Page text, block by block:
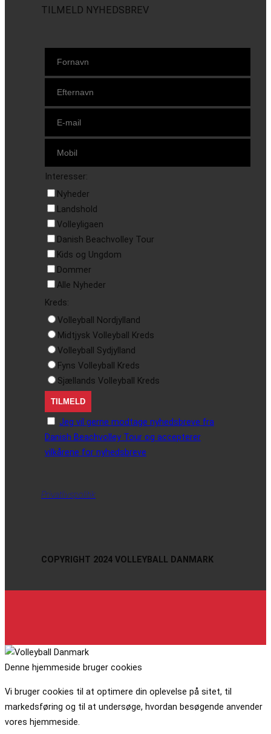
TILMELD NYHEDSBREV
Interesser:
Nyheder
Landshold
Volleyligaen
Danish Beachvolley Tour
Kids og Ungdom
Dommer
Alle Nyheder
Kreds:
Volleyball Nordjylland
Midtjysk Volleyball Kreds
Volleyball Sydjylland
Fyns Volleyball Kreds
Sjællands Volleyball Kreds
Jeg vil gerne modtage nyhedsbreve fra
Danish Beachvolley Tour og accepterer
vilkårene for nyhedsbreve
Privatlivspolitik
COPYRIGHT 2024 VOLLEYBALL DANMARK
Denne hjemmeside bruger cookies
Vi bruger cookies til at optimere din oplevelse på sitet, til
markedsføring og til at undersøge, hvordan besøgende anvender
vores hjemmeside.